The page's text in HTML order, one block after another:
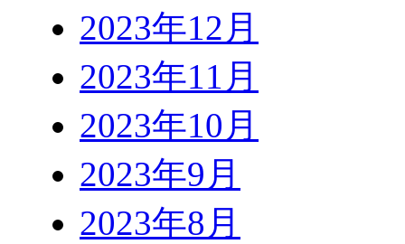
2023年12月
2023年11月
2023年10月
2023年9月
2023年8月